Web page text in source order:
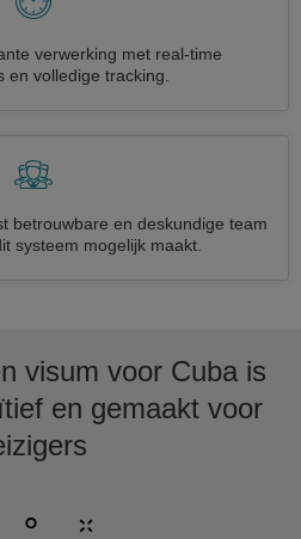
verwerking met real-time
en volledige tracking.
betrouwbare en deskundige team
systeem mogelijk maakt.
visum voor Cuba is
en gemaakt voor